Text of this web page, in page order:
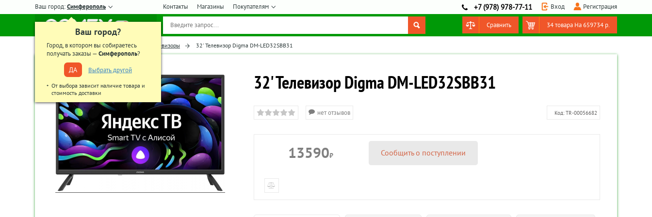
Ваш город:Симферополь
Ваш город?
Город, в котором вы собираетесь
получать заказы —Симферополь?
ДА Выбрать другой
От выбора зависит наличие товара и
стоимость доставки
Контакты Магазины Покупателям +7 (978) 978-77-11 Вход Регистрация
Сравнить 34 товара На659734 р.
Главная Телевизоры, аудио-видео Телевизоры 32' Телевизор Digma DM-LED32SBB31
32' Телевизор Digma DM-LED32SBB31
нет отзывов Код: TR-00056682
13590₽ Сообщить о поступлении